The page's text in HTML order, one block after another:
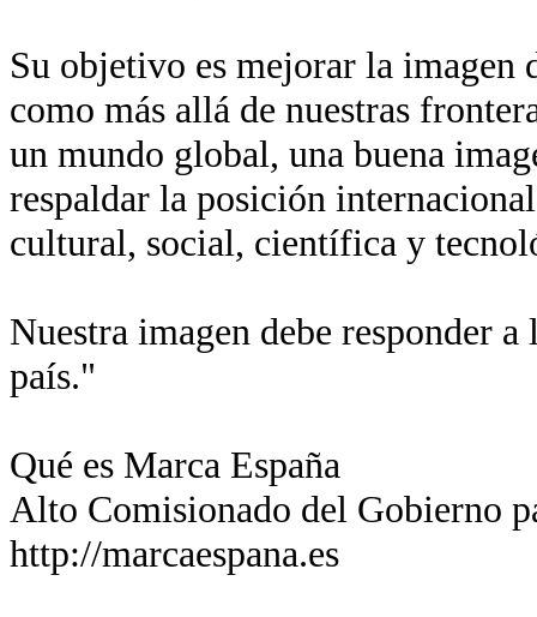
Su objetivo es mejorar la imagen
como más allá de nuestras
un mundo global, una buena
respaldar la posición
cultural, social, científica y
Nuestra imagen debe responder
país."
Qué es Marca España
Alto Comisionado del Gobierno
http://marcaespana.es